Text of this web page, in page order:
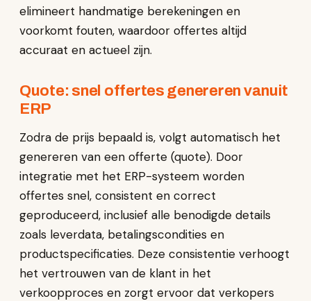
elimineert handmatige berekeningen en
voorkomt fouten, waardoor offertes altijd
accuraat en actueel zijn.
Quote: snel offertes genereren vanuit
ERP
Zodra de prijs bepaald is, volgt automatisch het
genereren van een offerte (quote). Door
integratie met het ERP-systeem worden
offertes snel, consistent en correct
geproduceerd, inclusief alle benodigde details
zoals leverdata, betalingscondities en
productspecificaties. Deze consistentie verhoogt
het vertrouwen van de klant in het
verkoopproces en zorgt ervoor dat verkopers